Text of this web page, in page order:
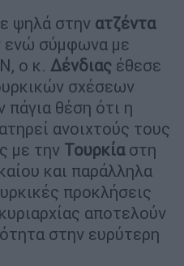
ψηλά στην ατζέντα
ενώ σύμφωνα με
ο κ. Δένδιας έθεσε
σχέσεων
πάγια θέση ότι η
ανοιχτούς τους
με την Τουρκίαστη
και παράλληλα
προκλήσεις
αποτελούν
στην ευρύτερη